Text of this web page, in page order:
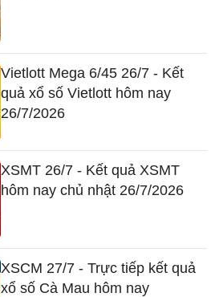
Vietlott Mega 6/45 26/7 - Kết
quả xổ số Vietlott hôm nay
26/7/2026
XSMT 26/7 - Kết quả XSMT
hôm nay chủ nhật 26/7/2026
XSCM 27/7 - Trực tiếp kết quả
xổ số Cà Mau hôm nay